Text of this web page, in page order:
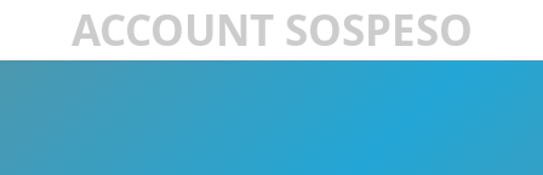
ACCOUNT SOSPESO